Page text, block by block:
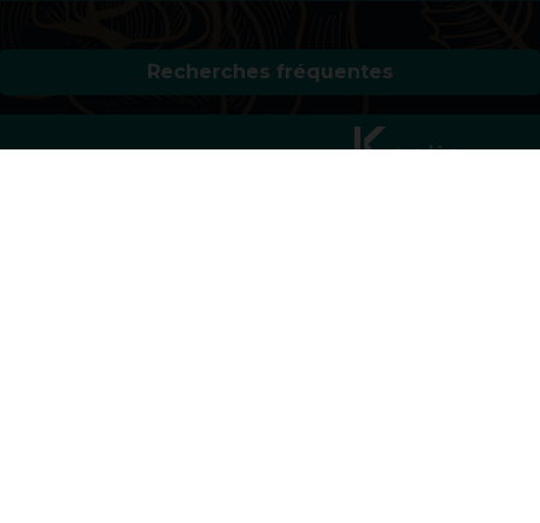
Recherches fréquentes
Mentions légales Gestion des cookies